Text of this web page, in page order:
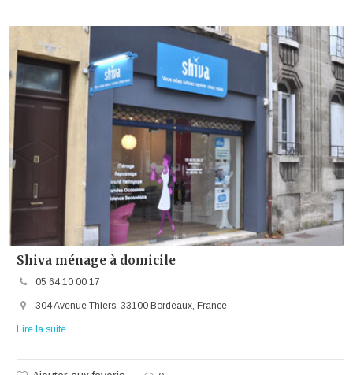
Shiva ménage à domicile
05 64 10 00 17
304 Avenue Thiers, 33100 Bordeaux, France
Lire la suite